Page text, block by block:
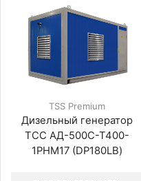
TSS Premium
Дизельный генератор
ТСС АД-500С-Т400-
1РНМ17 (DP180LB)